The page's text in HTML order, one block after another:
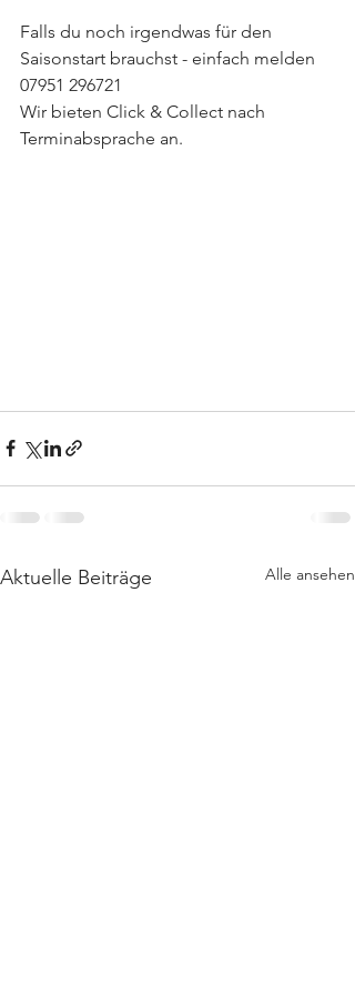
Falls du noch irgendwas für den
Saisonstart brauchst - einfach melden
07951 296721
Wir bieten Click & Collect nach
Terminabsprache an.
Aktuelle Beiträge Alle ansehen